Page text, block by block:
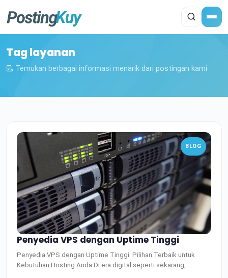
Tag layanan
Temukan berbagai informasi menarik dari postingan kami
BLOG
Penyedia VPS dengan Uptime Tinggi
Penyedia VPS dengan Uptime Tinggi: Pilihan Terbaik untuk
Kebutuhan Hosting Anda Di era digital seperti sekarang,